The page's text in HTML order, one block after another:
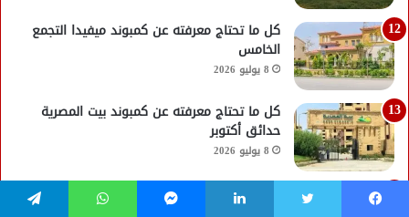
كل ما تحتاج معرفته عن كمبوند ميفيدا التجمع
الخامس
8 يوليو 2026
كل ما تحتاج معرفته عن كمبوند بيت المصرية
حدائق أكتوبر
8 يوليو 2026
كل ما تحتاج معرفته عن كمبوند البروج